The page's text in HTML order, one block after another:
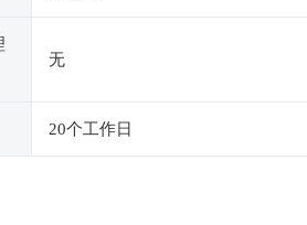
无
20个工作日